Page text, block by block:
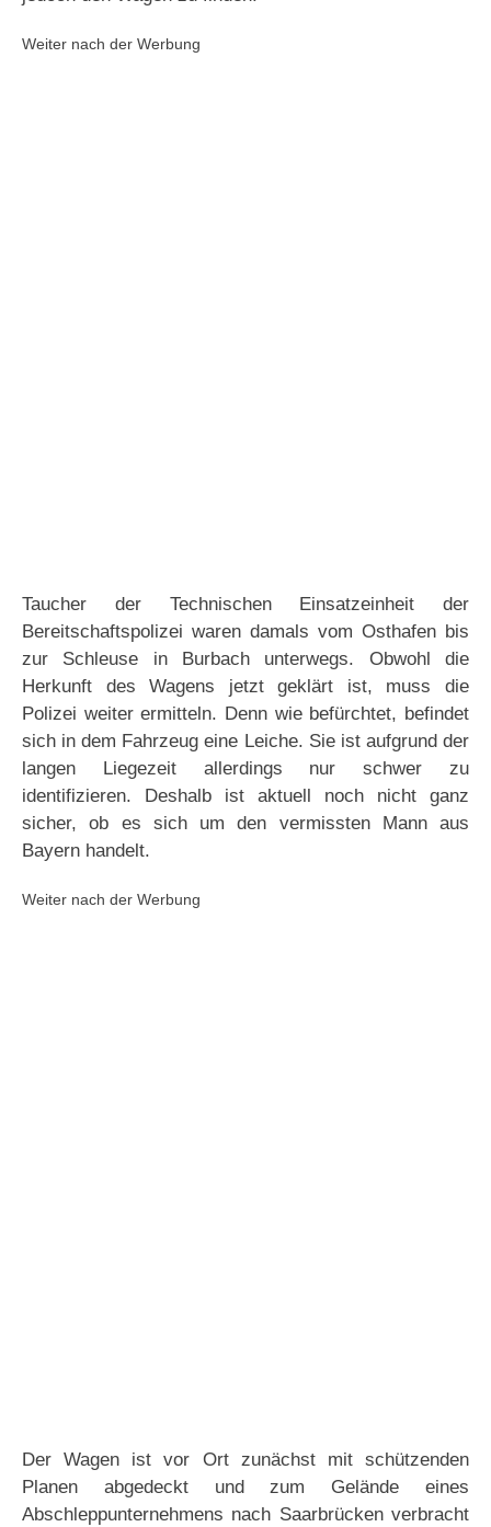
Weiter nach der Werbung
Taucher der Technischen Einsatzeinheit der
Bereitschaftspolizei waren damals vom Osthafen bis
zur Schleuse in Burbach unterwegs. Obwohl die
Herkunft des Wagens jetzt geklärt ist, muss die
Polizei weiter ermitteln. Denn wie befürchtet, befindet
sich in dem Fahrzeug eine Leiche. Sie ist aufgrund der
langen Liegezeit allerdings nur schwer zu
identifizieren. Deshalb ist aktuell noch nicht ganz
sicher, ob es sich um den vermissten Mann aus
Bayern handelt.
Weiter nach der Werbung
Der Wagen ist vor Ort zunächst mit schützenden
Planen abgedeckt und zum Gelände eines
Abschleppunternehmens nach Saarbrücken verbracht